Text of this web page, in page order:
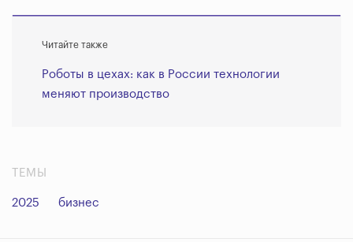
Читайте также
Роботы в цехах: как в России технологии
меняют производство
ТЕМЫ
2025 бизнес